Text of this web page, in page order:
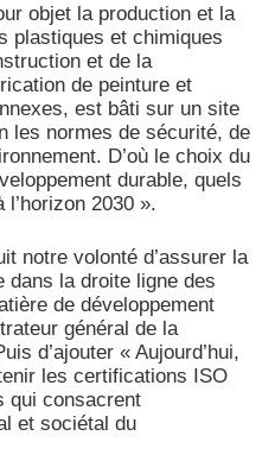
objet la production et la
plastiques et chimiques
et de la
de peinture et
est bâti sur un site
les normes de sécurité, de
D’où le choix du
durable, quels
2030 ».
notre volonté d’assurer la
dans la droite ligne des
de développement
général de la
d’ajouter « Aujourd’hui,
les certifications ISO
qui consacrent
et sociétal du